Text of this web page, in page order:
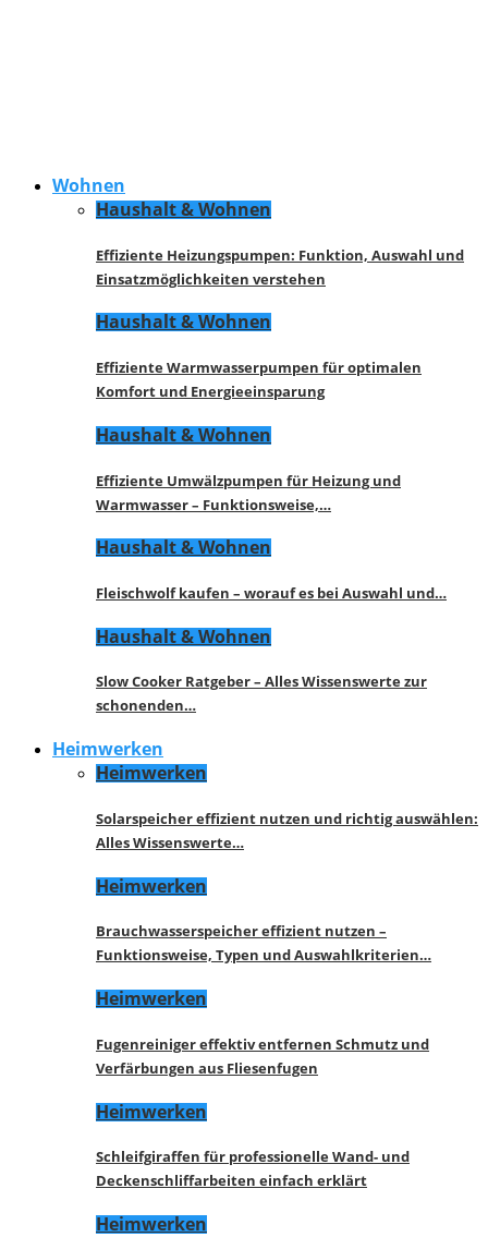
Wohnen
Haushalt & Wohnen
Effiziente Heizungspumpen: Funktion, Auswahl und
Einsatzmöglichkeiten verstehen
Haushalt & Wohnen
Effiziente Warmwasserpumpen für optimalen
Komfort und Energieeinsparung
Haushalt & Wohnen
Effiziente Umwälzpumpen für Heizung und
Warmwasser – Funktionsweise,…
Haushalt & Wohnen
Fleischwolf kaufen – worauf es bei Auswahl und…
Haushalt & Wohnen
Slow Cooker Ratgeber – Alles Wissenswerte zur
schonenden…
Heimwerken
Heimwerken
Solarspeicher effizient nutzen und richtig auswählen:
Alles Wissenswerte…
Heimwerken
Brauchwasserspeicher effizient nutzen –
Funktionsweise, Typen und Auswahlkriterien…
Heimwerken
Fugenreiniger effektiv entfernen Schmutz und
Verfärbungen aus Fliesenfugen
Heimwerken
Schleifgiraffen für professionelle Wand- und
Deckenschliffarbeiten einfach erklärt
Heimwerken